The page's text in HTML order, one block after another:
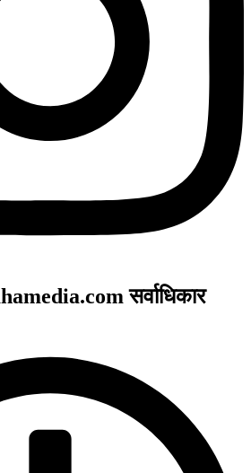
सर्वाधिकार